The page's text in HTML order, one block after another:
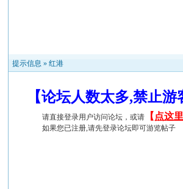
提示信息 »红港
【论坛人数太多,禁止
请直接登录用户访问论坛，或请 【 点这
如果您已注册,请先登录论坛即可游览帖子